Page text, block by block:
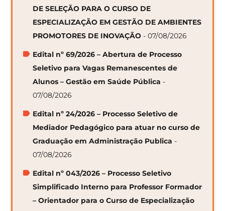
DE SELEÇÃO PARA O CURSO DE
ESPECIALIZAÇÃO EM GESTÃO DE AMBIENTES
PROMOTORES DE INOVAÇÃO - 07/08/2026
Edital nº 69/2026 – Abertura de Processo
Seletivo para Vagas Remanescentes de
Alunos – Gestão em Saúde Pública -
07/08/2026
Edital nº 24/2026 – Processo Seletivo de
Mediador Pedagógico para atuar no curso de
Graduação em Administração Publica -
07/08/2026
Edital nº 043/2026 – Processo Seletivo
Simplificado Interno para Professor Formador
– Orientador para o Curso de Especialização